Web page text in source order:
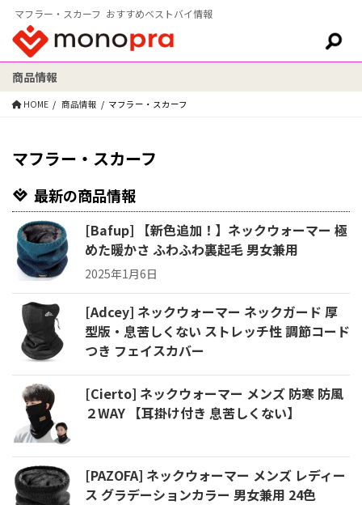
マフラー・スカーフ おすすめベストバイ情報
検索:
商品情報
HOME 商品情報 マフラー・スカーフ
マフラー・スカーフ
最新の商品情報
[Bafup] 【新色追加！】ネックウォーマー 極
めた暖かさ ふわふわ裏起毛 男女兼用
2025年1月6日
[Adcey] ネックウォーマー ネックガード 厚
型版・息苦しくない ストレッチ性 調節コード
つき フェイスカバー
[Cierto] ネックウォーマー メンズ 防寒 防風
２WAY 【耳掛け付き 息苦しくない】
[PAZOFA] ネックウォーマー メンズ レディー
ス グラデーションカラー 男女兼用 24色